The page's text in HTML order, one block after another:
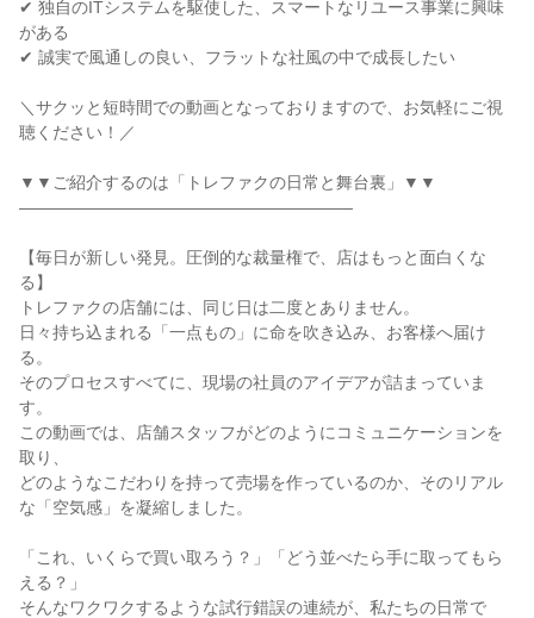
✔ 独自のITシステムを駆使した、スマートなリユース事業に興味
がある
✔ 誠実で風通しの良い、フラットな社風の中で成長したい
＼サクッと短時間での動画となっておりますので、お気軽にご視
聴ください！／
▼▼ご紹介するのは「トレファクの日常と舞台裏」▼▼
――――――――――――――――――――
【毎日が新しい発見。圧倒的な裁量権で、店はもっと面白くな
る】
トレファクの店舗には、同じ日は二度とありません。
日々持ち込まれる「一点もの」に命を吹き込み、お客様へ届け
る。
そのプロセスすべてに、現場の社員のアイデアが詰まっていま
す。
この動画では、店舗スタッフがどのようにコミュニケーションを
取り、
どのようなこだわりを持って売場を作っているのか、そのリアル
な「空気感」を凝縮しました。
「これ、いくらで買い取ろう？」「どう並べたら手に取ってもら
える？」
そんなワクワクするような試行錯誤の連続が、私たちの日常で